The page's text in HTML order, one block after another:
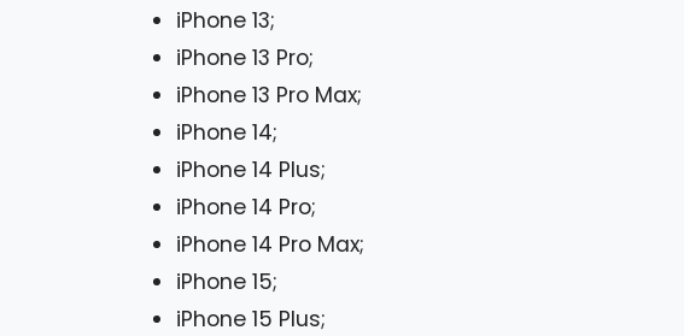
iPhone 13;
iPhone 13 Pro;
iPhone 13 Pro Max;
iPhone 14;
iPhone 14 Plus;
iPhone 14 Pro;
iPhone 14 Pro Max;
iPhone 15;
iPhone 15 Plus;